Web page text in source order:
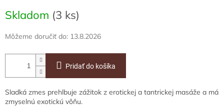
cena:
Skladom (3 ks)
Môžeme doručiť do: 13.8.2026
Pridať do košíka
Sladká zmes prehlbuje zážitok z erotickej a tantrickej masáže a má
zmyselnú exotickú vôňu.